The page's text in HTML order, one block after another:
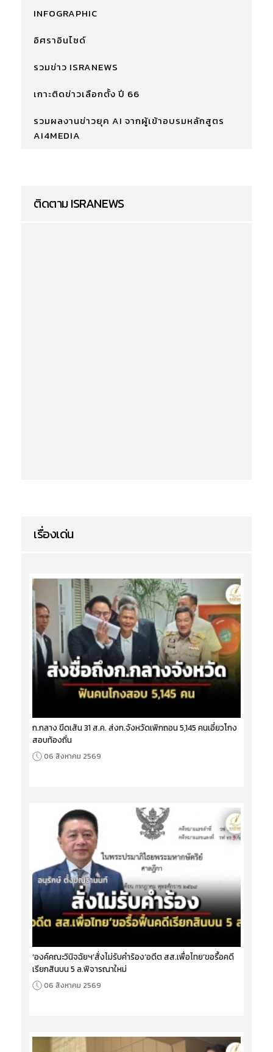
INFOGRAPHIC
อิศราอินไซด์
รวมข่าว ISRANEWS
เกาะติดข่าวเลือกตั้ง ปี 66
รวมผลงานข่าวยุค AI จากผู้เข้าอบรมหลักสูตร
AI4MEDIA
ติดตาม ISRANEWS
เรื่องเด่น
ก.กลาง ขีดเส้น 31 ส.ค. ส่งก.จังหวัดเพิกถอน 5,145 คนเอี่ยวโกง
สอบท้องถิ่น
06 สิงหาคม 2569
‘องค์คณะวินิจฉัยฯ’สั่งไม่รับคำร้อง‘อดีต สส.เพื่อไทย’ขอรื้อคดี
เรียกสินบน 5 ล.พิจารณาใหม่
06 สิงหาคม 2569